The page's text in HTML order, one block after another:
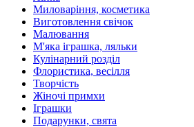
Миловаріння, косметика
Виготовлення свічок
Малювання
М'яка іграшка, ляльки
Кулінарний розділ
Флористика, весілля
Творчість
Жіночі примхи
Іграшки
Подарунки, свята